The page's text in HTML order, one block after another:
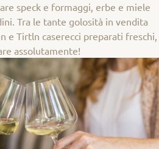
speck e formaggi, erbe e miele
Tra le tante golosità in vendita
e Tirtln caserecci preparati freschi,
assolutamente!